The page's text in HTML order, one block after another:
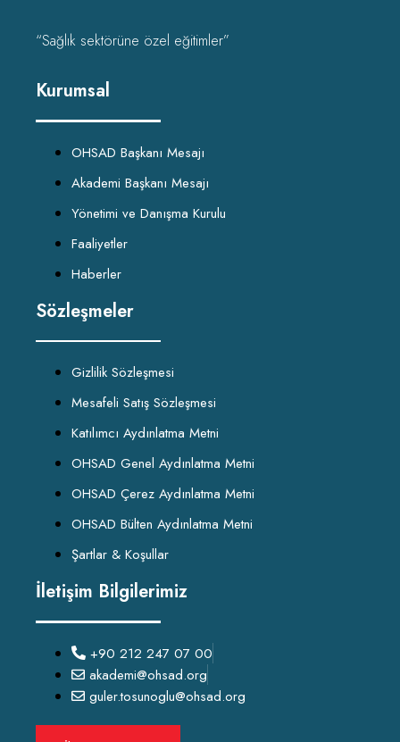
“Sağlık sektörüne özel eğitimler”
Kurumsal
OHSAD Başkanı Mesajı
Akademi Başkanı Mesajı
Yönetimi ve Danışma Kurulu
Faaliyetler
Haberler
Sözleşmeler
Gizlilik Sözleşmesi
Mesafeli Satış Sözleşmesi
Katılımcı Aydınlatma Metni
OHSAD Genel Aydınlatma Metni
OHSAD Çerez Aydınlatma Metni
OHSAD Bülten Aydınlatma Metni
Şartlar & Koşullar
İletişim Bilgilerimiz
+90 212 247 07 00
akademi@ohsad.org
guler.tosunoglu@ohsad.org